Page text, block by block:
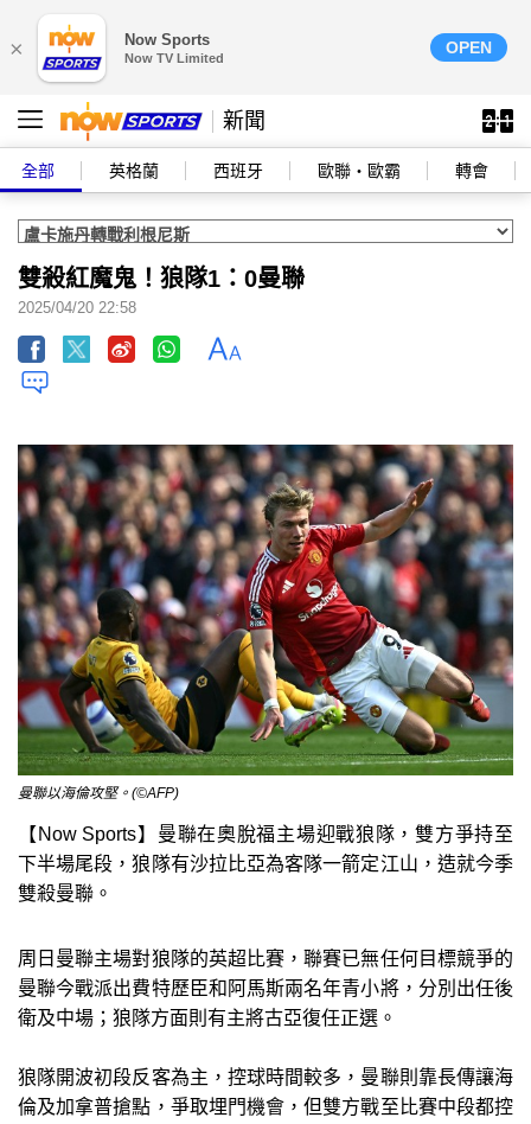
× Now Sports
Now TV Limited
OPEN
新聞
全部 英格蘭 西班牙 歐聯‧歐霸 轉會
雙殺紅魔鬼！狼隊1：0曼聯
2025/04/20 22:58
曼聯以海倫攻堅。(©AFP)
【Now Sports】曼聯在奧脫福主場迎戰狼隊，雙方爭持至
下半場尾段，狼隊有沙拉比亞為客隊一箭定江山，造就今季
雙殺曼聯。
周日曼聯主場對狼隊的英超比賽，聯賽已無任何目標競爭的
曼聯今戰派出費特歷臣和阿馬斯兩名年青小將，分別出任後
衛及中場；狼隊方面則有主將古亞復任正選。
狼隊開波初段反客為主，控球時間較多，曼聯則靠長傳讓海
倫及加拿普搶點，爭取埋門機會，但雙方戰至比賽中段都控